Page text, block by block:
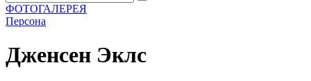
ФОТОГАЛЕРЕЯ
Персона
Дженсен Эклс